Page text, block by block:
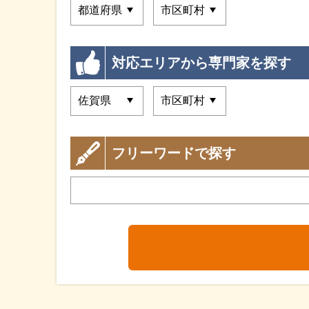
対応エリアから専門家を探す
フリーワードで探す